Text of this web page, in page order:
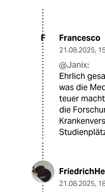
F Francesco
21.08.2025,
@Janix:
Ehrlich
was die
teuer
die
21.08.2025,